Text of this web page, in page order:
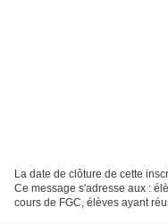
La date de clôture de cette
Ce message s'adresse aux :
cours de FGC, élèves ayant